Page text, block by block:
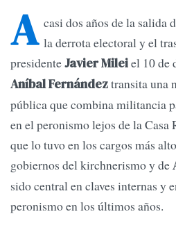
A casi dos años de la salida
la derrota electoral y el
presidenteJavier Mileiel 10 de
Aníbal Fernándeztransita una
pública que combina militancia
en el peronismo lejos de la Casa
que lo tuvo en los cargos más
gobiernos del kirchnerismo y de
sido central en claves internas y
peronismo en los últimos años.